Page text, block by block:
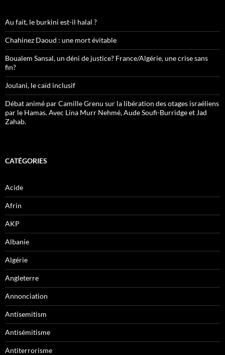
Au fait, le burkini est-il halal ?
Chahinez Daoud : une mort évitable
Boualem Sansal, un déni de justice? France/Algérie, une crise sans
fin?
Joulani, le caïd inclusif
Débat animé par Camille Grenu sur la libération des otages israéliens
par le Hamas. Avec Lina Murr Nehmé, Aude Soufi-Burridge et Jad
Zahab.
CATÉGORIES
Acide
Afrin
AKP
Albanie
Algérie
Angleterre
Annonciation
Antisemitism
Antisémitisme
Antiterrorisme